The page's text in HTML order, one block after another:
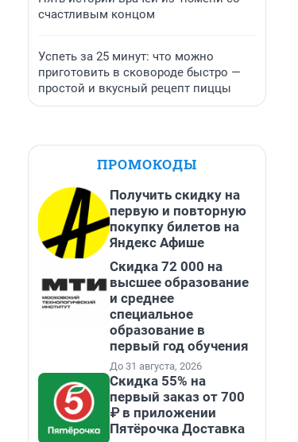
счастливым концом
Успеть за 25 минут: что можно
приготовить в сковороде быстро —
простой и вкусный рецепт пиццы
ПРОМОКОДЫ
Получить скидку на
первую и повторную
покупку билетов на
Яндекс Афише
Скидка 72 000 на
высшее образование
и среднее
специальное
образование в
первый год обучения
До 31 августа, 2026
Скидка 55% на
первый заказ от 700
₽ в приложении
Пятёрочка Доставка